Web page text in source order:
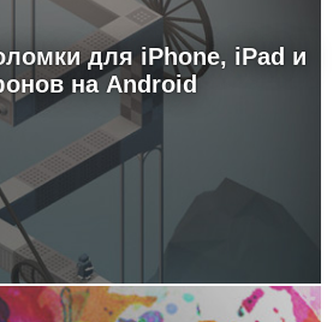
для iPhone, iPad и
на Android